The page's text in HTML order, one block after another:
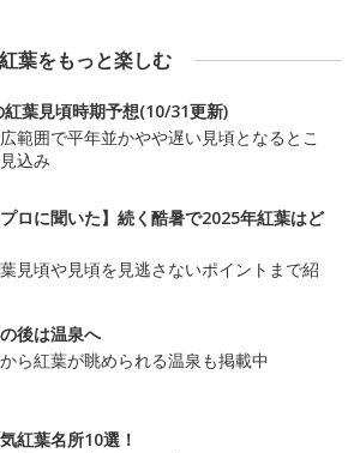
紅葉をもっと楽しむ
紅葉見頃時期予想(10/31更新)
範囲で平年並かやや遅い見頃となるとこ
込み
プロに聞いた】続く酷暑で2025年紅葉はど
見頃や見頃を見逃さないポイントまで紹
後は温泉へ
ら紅葉が眺められる温泉も掲載中
紅葉名所10選！